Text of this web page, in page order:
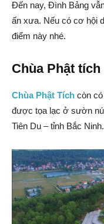
Đến nay, Đình Bảng
ấn xưa. Nếu có cơ hội
điểm này nhé.
Chùa Phật tích
Chùa Phật Tích còn
được tọa lạc ở sườn
Tiên Du – tỉnh Bắc Ninh.